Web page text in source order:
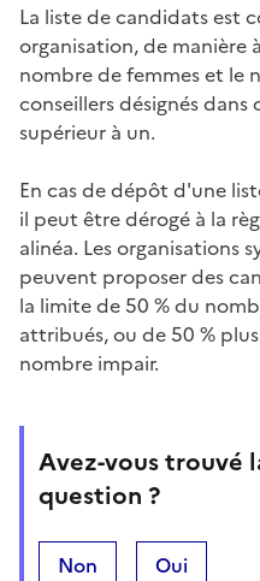
La liste de candidats est
organisation, de manière
nombre de femmes et le
conseillers désignés
supérieur à un.
En cas de dépôt d'une
il peut être dérogé à la
alinéa. Les organisations
peuvent proposer des
la limite de 50 % du
attribués, ou de 50 %
nombre impair.
Avez-vous trouvé
question ?
Non Oui